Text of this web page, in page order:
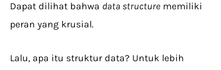
Dapat dilihat bahwa data structure memiliki
peran yang krusial.
Lalu, apa itu struktur data? Untuk lebih